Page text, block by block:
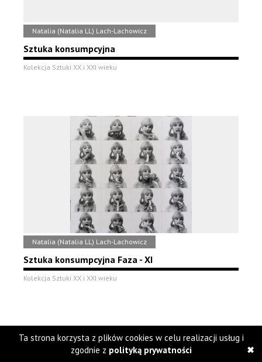
Natalia (Natalia LL) Lach-Lachowicz
Sztuka konsumpcyjna
Kolekcja Sztuki XX i XXI wieku
Natalia (Natalia LL) Lach-Lachowicz
Sztuka konsumpcyjna Faza - XI
Kolekcja Sztuki XX i XXI wieku
Ta strona korzysta z plików cookies w celu realizacji usług i
zgodnie z polityką prywatności